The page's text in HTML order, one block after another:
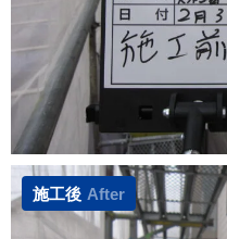
施工後 After